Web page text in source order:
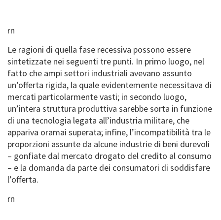
rn
Le ragioni di quella fase recessiva possono essere
sintetizzate nei seguenti tre punti. In primo luogo, nel
fatto che ampi settori industriali avevano assunto
un’offerta rigida, la quale evidentemente necessitava di
mercati particolarmente vasti; in secondo luogo,
un’intera struttura produttiva sarebbe sorta in funzione
di una tecnologia legata all’industria militare, che
appariva oramai superata; infine, l’incompatibilità tra le
proporzioni assunte da alcune industrie di beni durevoli
– gonfiate dal mercato drogato del credito al consumo
– e la domanda da parte dei consumatori di soddisfare
l’offerta.
rn